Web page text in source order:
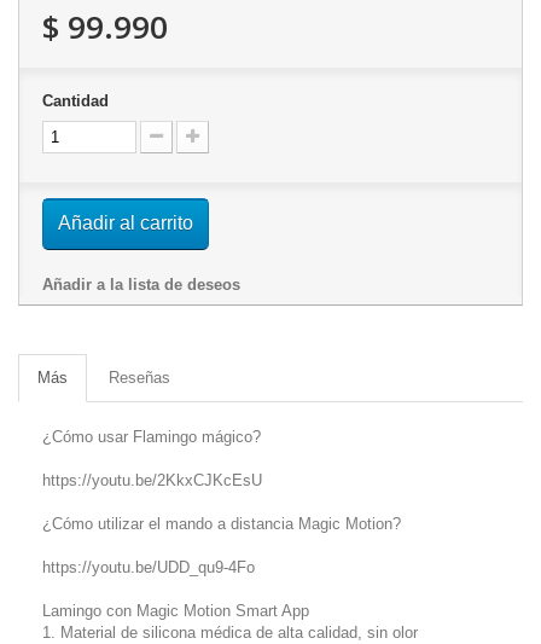
$ 99.990
Cantidad
Añadir al carrito
Añadir a la lista de deseos
Más Reseñas
¿Cómo usar Flamingo mágico?
https://youtu.be/2KkxCJKcEsU
¿Cómo utilizar el mando a distancia Magic Motion?
https://youtu.be/UDD_qu9-4Fo
Lamingo con Magic Motion Smart App
1. Material de silicona médica de alta calidad, sin olor